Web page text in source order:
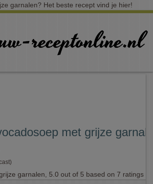
garnalen? Het beste recept vind je hier!
met grijze
garnalen 5.0 out of 5 based on 7 ratings